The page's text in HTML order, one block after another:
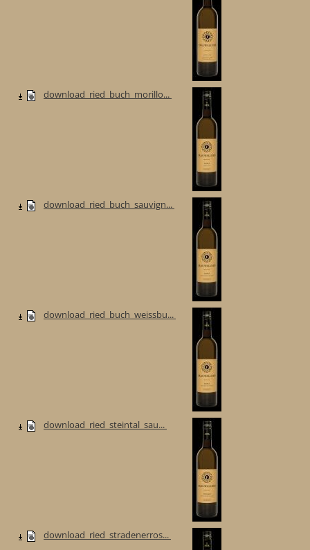
download_ried_buch_morillo...
download_ried_buch_sauvign...
download_ried_buch_weissbu...
download_ried_steintal_sau...
download_ried_stradenerros...